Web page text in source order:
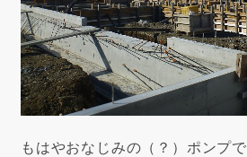
もはやおなじみの（？）ポンプ